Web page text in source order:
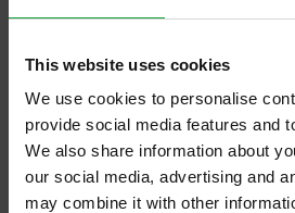
This website uses cookies
We use cookies to personalise
provide social media features and
We also share information about
our social media, advertising and
may combine it with other